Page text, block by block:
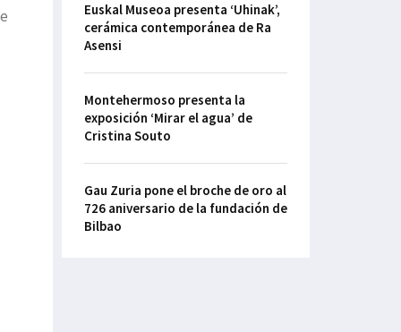
Euskal Museoa presenta ‘Uhinak’,
cerámica contemporánea de Ra
Asensi
Montehermoso presenta la
exposición ‘Mirar el agua’ de
Cristina Souto
Gau Zuria pone el broche de oro al
726 aniversario de la fundación de
Bilbao